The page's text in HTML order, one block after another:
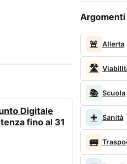
Digitale
fino al 31
Argomenti
🚨 Allerta
🛣️
📚 Scuola
➕ Sanità
🚌